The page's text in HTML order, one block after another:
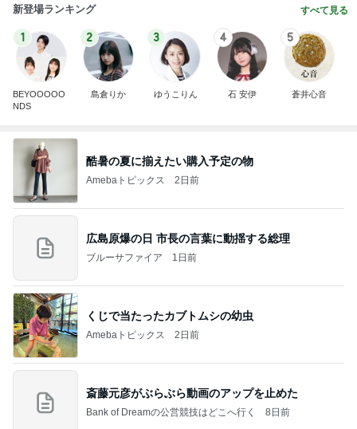
新登場ランキング すべて見る
1
BEYOOOOO
NDS
2
島倉りか
3
ゆうこりん
4
石 安伊
5
蒼井心音
酷暑の夏に揃えたい購入予定の物
Amebaトピックス 2日前
広島原爆の日 市長の言葉に動揺する総理
ブルーサファイア 1日前
くじで当たったカブトムシの幼虫
Amebaトピックス 2日前
斎藤元彦がぶらぶら動画のアップを止めた
Bank of Dreamの公営競技はどこへ行く 8日前